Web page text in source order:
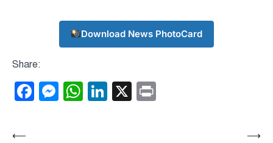
Download News PhotoCard
Share:
Facebook
Messenger
WhatsApp
LinkedIn
X
Post
⟵
⟶